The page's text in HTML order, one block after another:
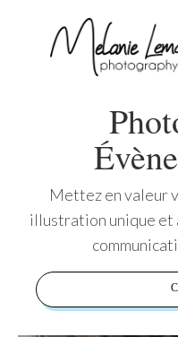
Mettez en valeur
illustration unique